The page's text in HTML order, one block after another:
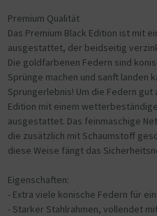
Premium Qualität
Das Premium Black Edition ist mit
ausgestattet, der beidseitig
Die goldfarbenen Federn sind
Sprünge machen und sanft landen
Sprungerlebnis! Um die Federn
Edition mit einem
ausgestattet. Das feinmaschige
die zusätzlich mit Schaumstoff
diese Weise fängt das
Eigenschaften:
- Extra viele konische Federn für
- Starker Stahlrahmen, vollendet